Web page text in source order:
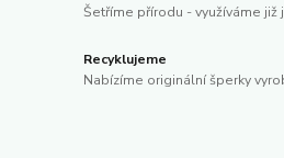
Šetříme přírodu - využíváme
Recyklujeme
Nabízíme originální šperky